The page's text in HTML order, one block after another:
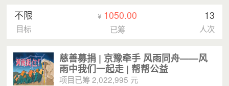
不限
目标
¥ 1050.00
已筹
13
人次
慈善募捐 | 京豫牵手 风雨同舟——风
雨中我们一起走 | 帮帮公益
项目已筹 2,022,995 元